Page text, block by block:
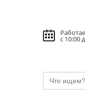
с 10:00